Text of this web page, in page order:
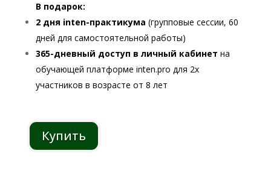
В подарок:
2 дня inten-практикума (групповые сессии, 60
дней для самостоятельной работы)
365-дневный доступ в личный кабинет на
обучающей платформе inten.pro для 2х
участников в возрасте от 8 лет
Купить